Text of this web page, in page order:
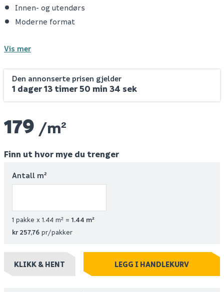
Innen- og utendørs
Moderne format
Vis mer
Den annonserte prisen gjelder
1 dager 13 timer 50 min 33 sek
179 /m²
Finn ut hvor mye du trenger
Antall m²
1 pakke x 1.44 m² = 1.44 m²
kr 257,76 pr/pakker
KLIKK & HENT LEGG I HANDLEKURV